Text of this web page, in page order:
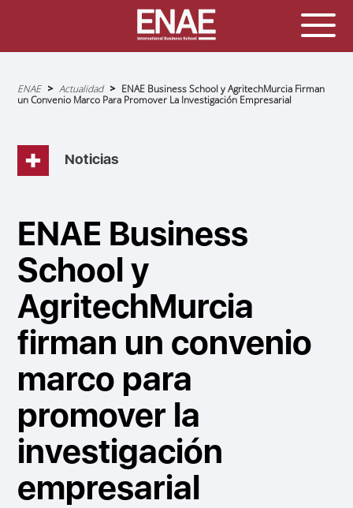
Sobrescribir
enlaces
de
navegación
ENAE Actualidad
ENAE Business School y AgritechMurcia Firman
un Convenio Marco Para Promover La Investigación Empresarial
Noticias
ENAE Business
School y
AgritechMurcia
firman un convenio
marco para
promover la
investigación
empresarial